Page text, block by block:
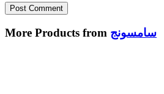
More Products from سامسونج